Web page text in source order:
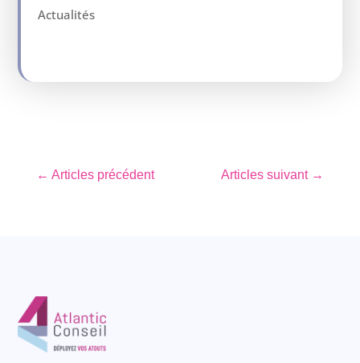
Actualités
← Articles précédent Articles suivant→